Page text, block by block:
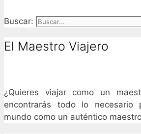
Buscar:
El Maestro Viajero
¿Quieres viajar como un
encontrarás todo lo
mundo como un auténtico